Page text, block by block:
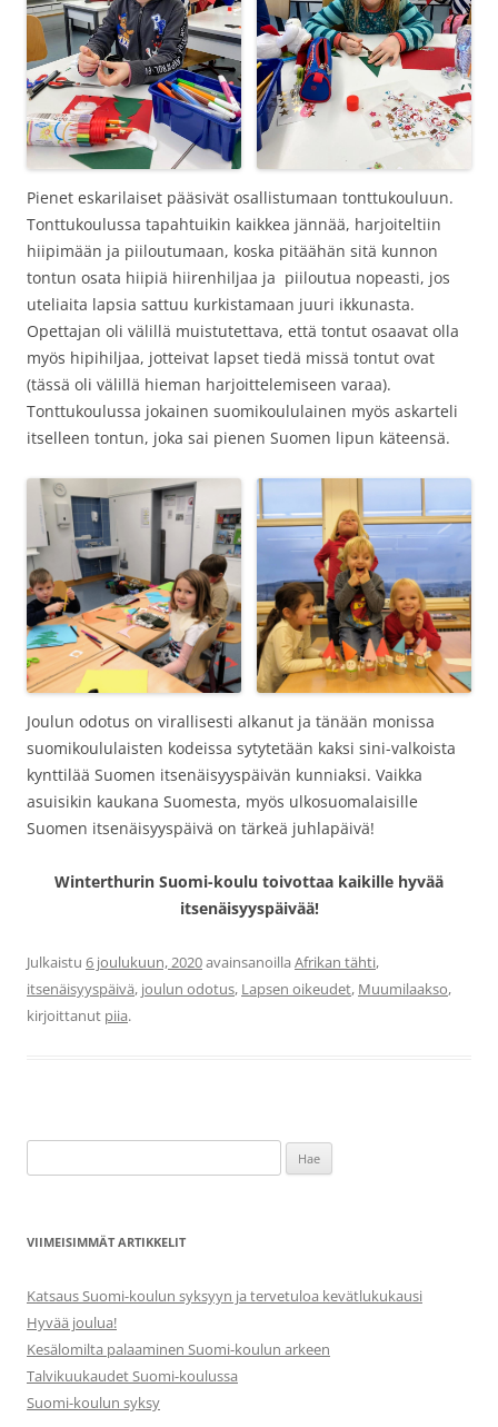
Pienet eskarilaiset pääsivät osallistumaan tonttukouluun.
Tonttukoulussa tapahtuikin kaikkea jännää, harjoiteltiin
hiipimään ja piiloutumaan, koska pitäähän sitä kunnon
tontun osata hiipiä hiirenhiljaa ja piiloutua nopeasti, jos
uteliaita lapsia sattuu kurkistamaan juuri ikkunasta.
Opettajan oli välillä muistutettava, että tontut osaavat olla
myös hipihiljaa, jotteivat lapset tiedä missä tontut ovat
(tässä oli välillä hieman harjoittelemiseen varaa).
Tonttukoulussa jokainen suomikoululainen myös askarteli
itselleen tontun, joka sai pienen Suomen lipun käteensä.
Joulun odotus on virallisesti alkanut ja tänään monissa
suomikoululaisten kodeissa sytytetään kaksi sini-valkoista
kynttilää Suomen itsenäisyyspäivän kunniaksi. Vaikka
asuisikin kaukana Suomesta, myös ulkosuomalaisille
Suomen itsenäisyyspäivä on tärkeä juhlapäivä!
Winterthurin Suomi-koulu toivottaa kaikille hyvää
itsenäisyyspäivää!
Julkaistu 6 joulukuun, 2020avainsanoilla Afrikan tähti,
itsenäisyyspäivä, joulun odotus, Lapsen oikeudet, Muumilaakso,
kirjoittanut piia.
VIIMEISIMMÄT ARTIKKELIT
Katsaus Suomi-koulun syksyyn ja tervetuloa kevätlukukausi
Hyvää joulua!
Kesälomilta palaaminen Suomi-koulun arkeen
Talvikuukaudet Suomi-koulussa
Suomi-koulun syksy